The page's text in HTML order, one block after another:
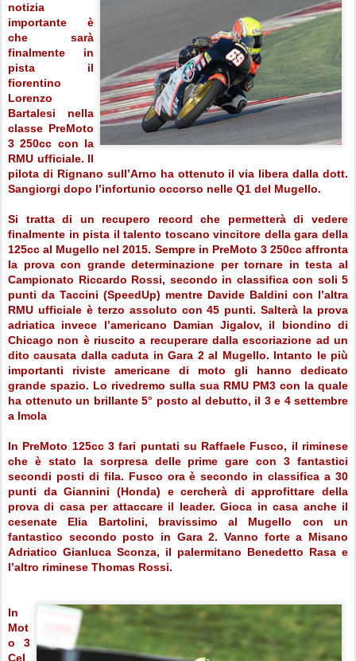
notizia
importante è
che sarà
finalmente in
pista il
fiorentino
Lorenzo
Bartalesi nella
classe PreMoto
3 250cc con la
RMU ufficiale. Il
pilota di Rignano sull’Arno ha ottenuto il via libera dalla dott.
Sangiorgi dopo l’infortunio occorso nelle Q1 del Mugello.
Si tratta di un recupero record che permetterà di vedere
finalmente in pista il talento toscano vincitore della gara della
125cc al Mugello nel 2015. Sempre in PreMoto 3 250cc affronta
la prova con grande determinazione per tornare in testa al
Campionato Riccardo Rossi, secondo in classifica con soli 5
punti da Taccini (SpeedUp) mentre Davide Baldini con l’altra
RMU ufficiale è terzo assoluto con 45 punti. Salterà la prova
adriatica invece l’americano Damian Jigalov, il biondino di
Chicago non è riuscito a recuperare dalla escoriazione ad un
dito causata dalla caduta in Gara 2 al Mugello. Intanto le più
importanti riviste americane di moto gli hanno dedicato
grande spazio. Lo rivedremo sulla sua RMU PM3 con la quale
ha ottenuto un brillante 5° posto al debutto, il 3 e 4 settembre
a Imola
In PreMoto 125cc 3 fari puntati su Raffaele Fusco, il riminese
che è stato la sorpresa delle prime gare con 3 fantastici
secondi posti di fila. Fusco ora è secondo in classifica a 30
punti da Giannini (Honda) e cercherà di approfittare della
prova di casa per attaccare il leader. Gioca in casa anche il
cesenate Elia Bartolini, bravissimo al Mugello con un
fantastico secondo posto in Gara 2. Vanno forte a Misano
Adriatico Gianluca Sconza, il palermitano Benedetto Rasa e
l’altro riminese Thomas Rossi.
In
Mot
o 3
Cel